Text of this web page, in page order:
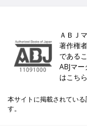
ＡＢＪ
著作権
である
ABJマ
はこ
本サイトに掲載されてい
す。